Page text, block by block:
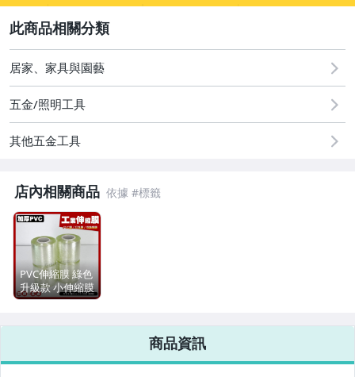
嬰幼兒與孕婦
圖書/影音/文具
玩具、模型與公仔
居家、家具與園藝
五金/照明工具
其他五金工具
店內相關商品
PVC伸縮膜 綠色
升級款 小伸縮膜
工業棧板模 工業
PVC膜 打包膜
金】
商品資訊